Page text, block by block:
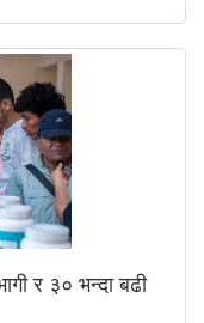
र ३० भन्दा बढी